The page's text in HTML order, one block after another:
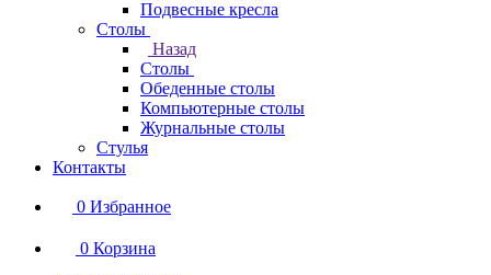
Подвесные кресла
Столы
Назад
Столы
Обеденные столы
Компьютерные столы
Журнальные столы
Стулья
Контакты
0 Избранное
0 Корзина